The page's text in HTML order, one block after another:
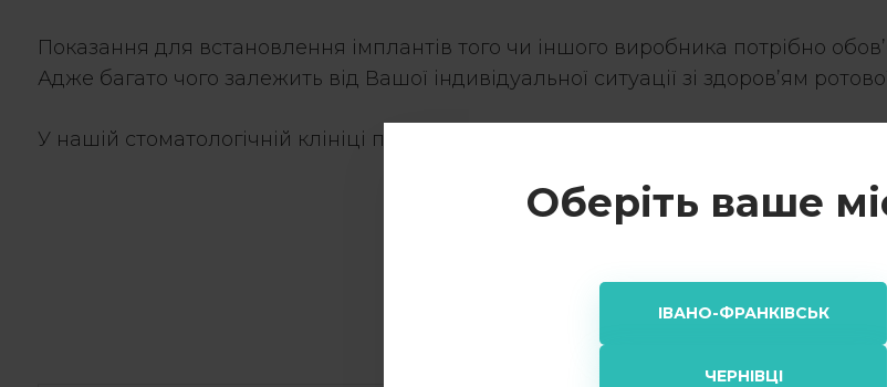
Показання для встановлення імплантів того чи іншого виробника потрібно
Адже багато чого залежить від Вашої індивідуальної ситуації зі здоров’ям
У нашій стоматологічній клініці працюють лікарі з високим рівнем кваліфікації
Оберіть ваше
ІВАНО-ФРАНКІВСЬК
ЧЕРНІВЦІ